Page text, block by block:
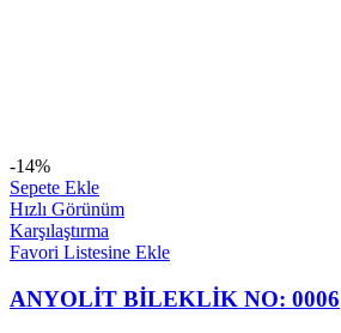
-14%
Sepete Ekle
Hızlı Görünüm
Karşılaştırma
Favori Listesine Ekle
ANYOLİT BİLEKLİK NO: 0006